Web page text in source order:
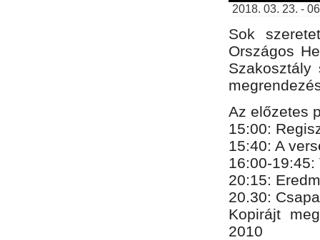
2018. 03. 23. -
Sok
Országos
Az előzetes
15:00:
15:40: A
16:00-19:45:
20:​15​:
​20.30:
Kopirájt
2010